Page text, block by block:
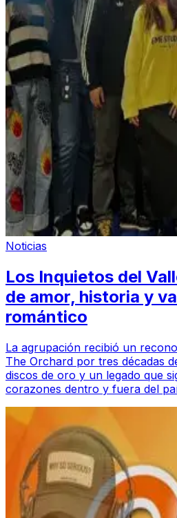
Noticias
Los Inquietos del
de amor, historia y
romántico
La agrupación recibió un
The Orchard por tres décadas
discos de oro y un legado que
corazones dentro y fuera del